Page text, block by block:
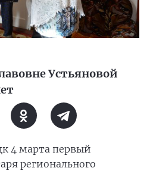
Устьяновой
4 марта первый
регионального